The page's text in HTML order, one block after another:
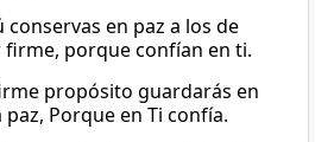
conservas en paz a los de
firme, porque confían en ti.
propósito guardarás en
Porque en Ti confía.